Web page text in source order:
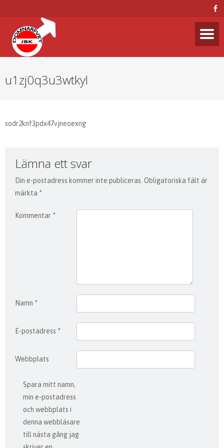
u1zj0q3u3wtkyl
sodr2knf3pdx47vjneoexng
Lämna ett svar
Din e-postadress kommer inte publiceras. Obligatoriska fält är
märkta *
Kommentar *
Namn *
E-postadress *
Webbplats
Spara mitt namn,
min e-postadress
och webbplats i
denna webbläsare
till nästa gång jag